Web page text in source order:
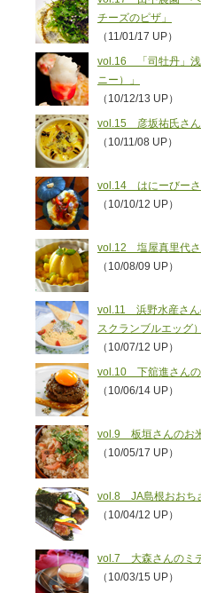
チーズのピザ」
（11/01/17 UP）
vol.16 「司牡丹」浅
ニー）」
（10/12/13 UP）
vol.15 彦坂祐氏さん
（10/11/08 UP）
vol.14 はにーびーさ
（10/10/12 UP）
vol.12 塩屋真里代さ
（10/08/09 UP）
vol.11 浜野水産さん
スクランブルエッグ）
（10/07/12 UP）
vol.10 下舘進さんの
（10/06/14 UP）
vol.9 板垣さんのお
（10/05/17 UP）
vol.8 JA島根おおち
（10/04/12 UP）
vol.7 大森さんのミ
（10/03/15 UP）